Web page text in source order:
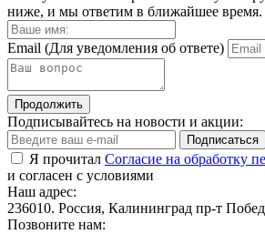
ниже, и мы ответим в ближайшее время.
Email (Для уведомления об ответе)
Продолжить
Подписывайтесь на новости и акции:
Подписаться
Я прочитал Согласие на обработку
и согласен с условиями
Наш адрес:
236010. Россия, Калининград пр-т
Позвоните нам: